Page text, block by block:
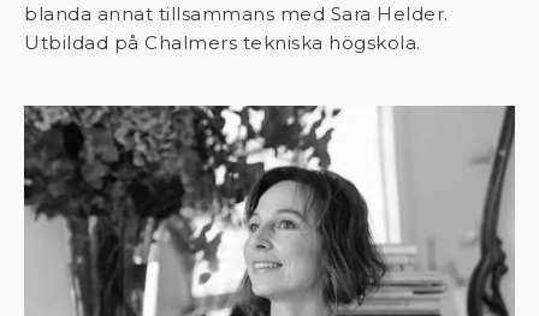
blanda annat tillsammans med Sara Helder.
Utbildad på Chalmers tekniska högskola.